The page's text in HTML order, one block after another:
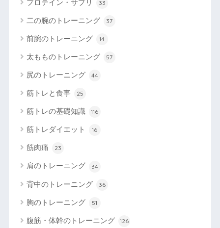
プロテイン・サプリ 33
二の腕のトレーニング 37
前腕のトレーニング 14
太もものトレーニング 57
尻のトレーニング 44
筋トレと食事 25
筋トレの基礎知識 116
筋トレダイエット 16
筋肉痛 23
肩のトレーニング 34
背中のトレーニング 36
胸のトレーニング 51
腹筋・体幹のトレーニング 126